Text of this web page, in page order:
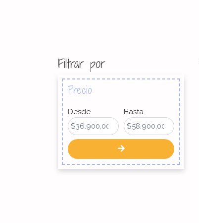
Filtrar por
Precio
Desde Hasta